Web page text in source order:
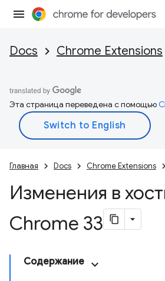
Docs Chrome Extensions
Эта страница переведена с помощью
Главная Docs Chrome Extensions
Изменения в
Chrome 33
Содержание